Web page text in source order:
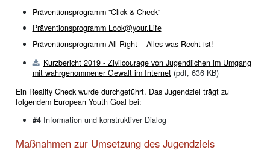
Präventionsprogramm "Click & Check"
Präventionsprogramm Look@your.Life
Präventionsprogramm All Right – Alles was Recht ist!
Kurzbericht 2019 - Zivilcourage von Jugendlichen im Umgang
mit wahrgenommener Gewalt im Internet(pdf, 636 KB)
Ein Reality Check wurde durchgeführt. Das Jugendziel trägt zu
folgendem European Youth Goal bei:
#4Information und konstruktiver Dialog
Maßnahmen zur Umsetzung des Jugendziels